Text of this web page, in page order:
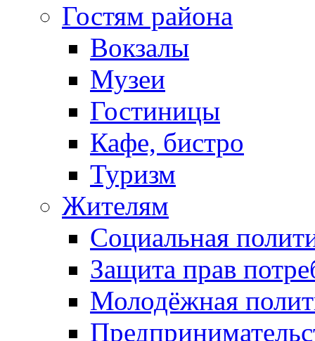
Гостям района
Вокзалы
Музеи
Гостиницы
Кафе, бистро
Туризм
Жителям
Социальная
Защита прав
Молодёжная